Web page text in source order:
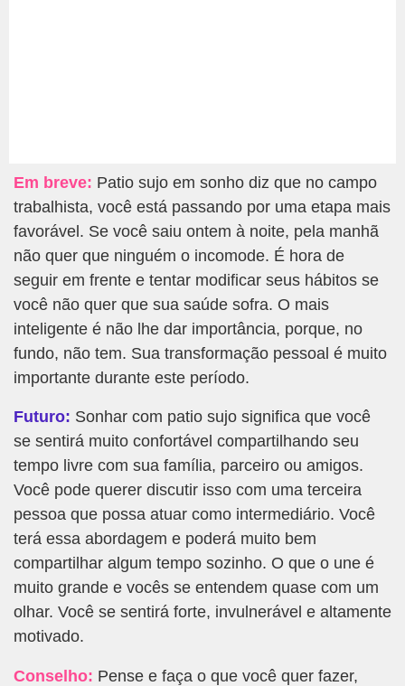
Em breve: Patio sujo em sonho diz que no campo
trabalhista, você está passando por uma etapa mais
favorável. Se você saiu ontem à noite, pela manhã
não quer que ninguém o incomode. É hora de
seguir em frente e tentar modificar seus hábitos se
você não quer que sua saúde sofra. O mais
inteligente é não lhe dar importância, porque, no
fundo, não tem. Sua transformação pessoal é muito
importante durante este período.
Futuro: Sonhar com patio sujo significa que você
se sentirá muito confortável compartilhando seu
tempo livre com sua família, parceiro ou amigos.
Você pode querer discutir isso com uma terceira
pessoa que possa atuar como intermediário. Você
terá essa abordagem e poderá muito bem
compartilhar algum tempo sozinho. O que o une é
muito grande e vocês se entendem quase com um
olhar. Você se sentirá forte, invulnerável e altamente
motivado.
Conselho: Pense e faça o que você quer fazer,